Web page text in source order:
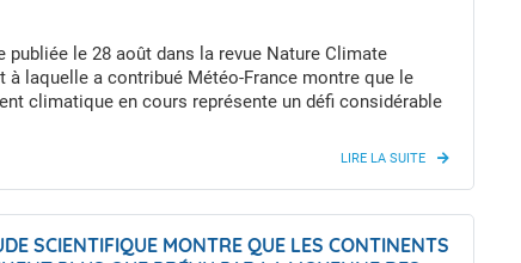
publiée le 28 août dans la revue Nature Climate
à laquelle a contribué Météo-France montre que le
climatique en cours représente un défi considérable
SCIENTIFIQUE MONTRE QUE LES CONTINENTS